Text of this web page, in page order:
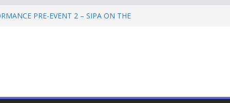
PRE-EVENT 2 – SIPA ON THE
Tampung 2.692 Siswa, Taj Yasin:
Cadangan Rp1,2 Triliun untuk Pilgub
Mulai 2027
SPEM Akan Disidangkan